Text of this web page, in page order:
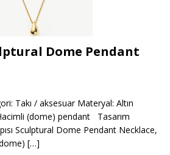
Dome Pendant
Takı / aksesuar Materyal: Altın
(dome) pendant Tasarım
Sculptural Dome Pendant Necklace,
[…]